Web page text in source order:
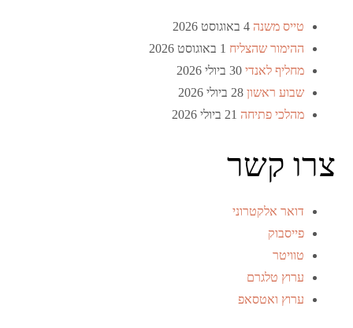
טייס משנה 4 באוגוסט 2026
ההימור שהצליח 1 באוגוסט 2026
מחליף לאנדי 30 ביולי 2026
שבוע ראשון 28 ביולי 2026
מהלכי פתיחה 21 ביולי 2026
צרו קשר
דואר אלקטרוני
פייסבוק
טוויטר
ערוץ טלגרם
ערוץ ואטסאפ